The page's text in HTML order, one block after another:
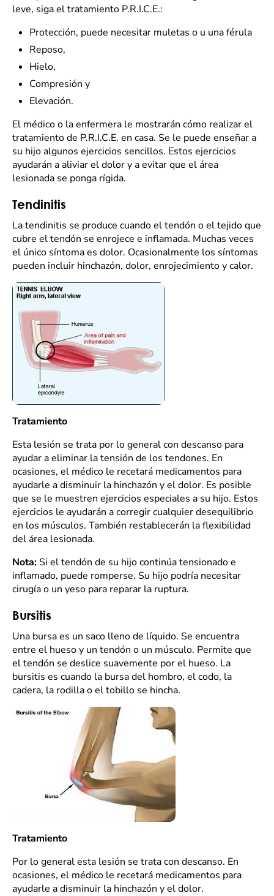
leve, siga el tratamiento P.R.I.C.E.:
Protección, puede necesitar muletas o u una férula
Reposo,
Hielo,
Compresión y
Elevación.
El médico o la enfermera le mostrarán cómo realizar el
tratamiento de P.R.I.C.E. en casa. Se le puede enseñar a
su hijo algunos ejercicios sencillos. Estos ejercicios
ayudarán a aliviar el dolor y a evitar que el área
lesionada se ponga rígida.
Tendinitis
La tendinitis se produce cuando el tendón o el tejido que
cubre el tendón se enrojece e inflamada. Muchas veces
el único síntoma es dolor. Ocasionalmente los síntomas
pueden incluir hinchazón, dolor, enrojecimiento y calor.
Tratamiento
Esta lesión se trata por lo general con descanso para
ayudar a eliminar la tensión de los tendones. En
ocasiones, el médico le recetará medicamentos para
ayudarle a disminuir la hinchazón y el dolor. Es posible
que se le muestren ejercicios especiales a su hijo. Estos
ejercicios le ayudarán a corregir cualquier desequilibrio
en los músculos. También restablecerán la flexibilidad
del área lesionada.
Nota: Si el tendón de su hijo continúa tensionado e
inflamado, puede romperse. Su hijo podría necesitar
cirugía o un yeso para reparar la ruptura.
Bursitis
Una bursa es un saco lleno de líquido. Se encuentra
entre el hueso y un tendón o un músculo. Permite que
el tendón se deslice suavemente por el hueso. La
bursitis es cuando la bursa del hombro, el codo, la
cadera, la rodilla o el tobillo se hincha.
Tratamiento
Por lo general esta lesión se trata con descanso. En
ocasiones, el médico le recetará medicamentos para
ayudarle a disminuir la hinchazón y el dolor.